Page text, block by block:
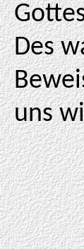
Des
uns